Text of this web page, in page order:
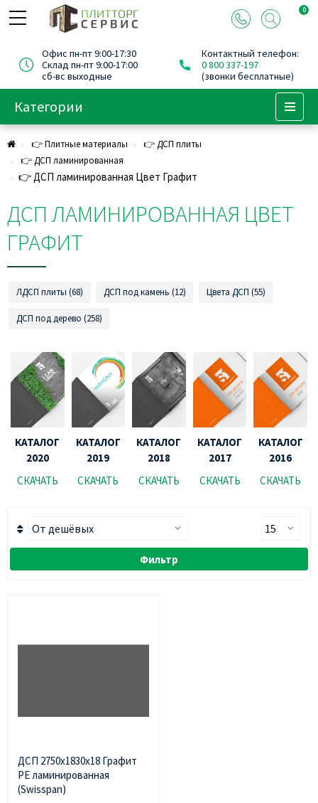
0
Офис пн-пт 9:00-17:30
Склад пн-пт 9:00-17:00
сб-вс выходные
Контактный телефон:
0 800 337-197
(звонки бесплатные)
Категории
👉 Плитные материалы
👉 ДСП плиты
👉 ДСП ламинированная
👉 ДСП ламинированная Цвет Графит
ДСП ЛАМИНИРОВАННАЯ ЦВЕТ
ГРАФИТ
ЛДСП плиты (68) ДСП под камень (12) Цвета ДСП (55)
ДСП под дерево (258)
КАТАЛОГ
2020
СКАЧАТЬ
КАТАЛОГ
2019
СКАЧАТЬ
КАТАЛОГ
2018
СКАЧАТЬ
КАТАЛОГ
2017
СКАЧАТЬ
КАТАЛОГ
2016
СКАЧАТЬ
Фильтр
ДСП 2750х1830х18 Графит
PE ламинированная
(Swisspan)